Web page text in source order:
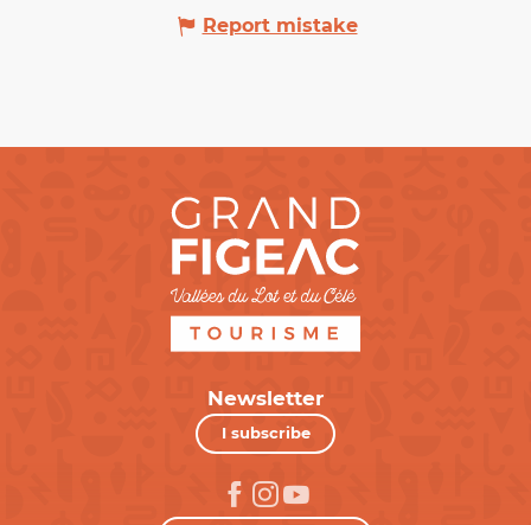
Report mistake
Newsletter
I subscribe